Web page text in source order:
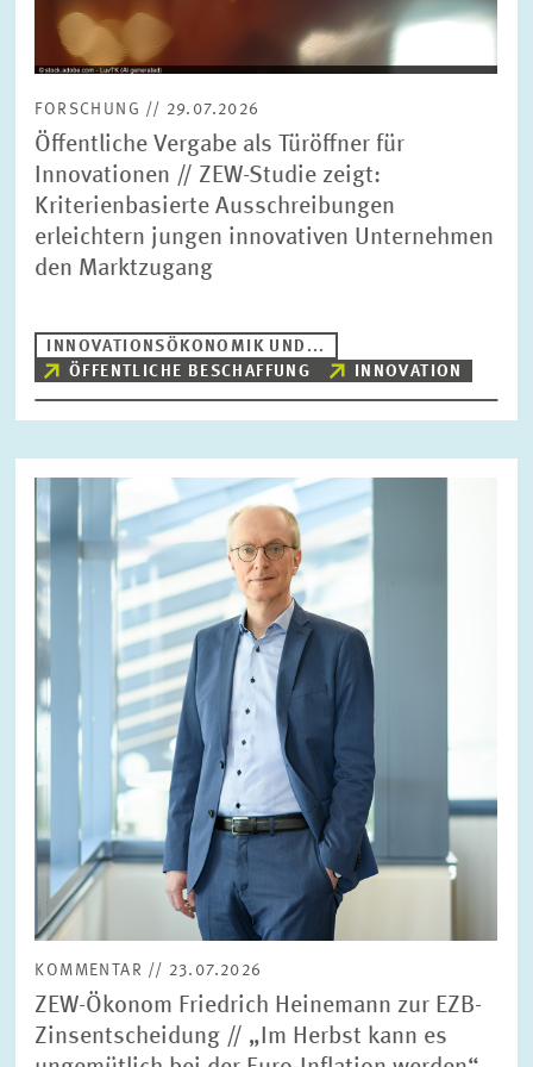
FORSCHUNG // 29.07.2026
Öffentliche Vergabe als Türöffner für
Innovationen // ZEW-Studie zeigt:
Kriterienbasierte Ausschreibungen
erleichtern jungen innovativen Unternehmen
den Marktzugang
INNOVATIONSÖKONOMIK UND...
ÖFFENTLICHE BESCHAFFUNG
INNOVATION
in
vergrößerter
Ansicht
KOMMENTAR // 23.07.2026
ZEW-Ökonom Friedrich Heinemann zur EZB-
Zinsentscheidung // „Im Herbst kann es